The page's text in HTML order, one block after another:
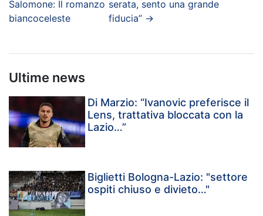
Salomone: Il romanzo
biancoceleste
serata, sento una grande
fiducia”→
Ultime news
Di Marzio: “Ivanovic preferisce il
Lens, trattativa bloccata con la
Lazio…”
Biglietti Bologna-Lazio: "settore
ospiti chiuso e divieto…"